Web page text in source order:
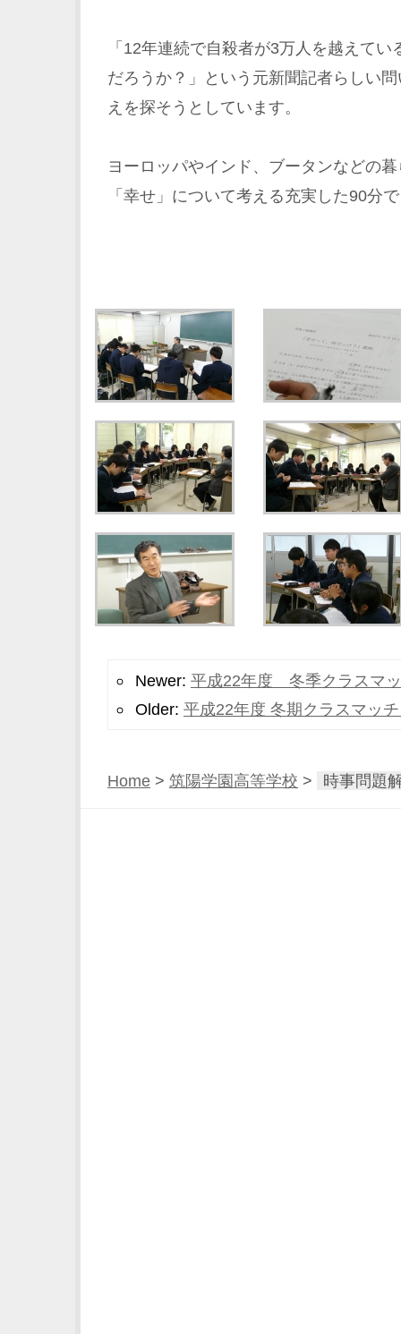
「12年連続で自殺者が3万人を越えて
だろうか？」という元新聞記者らしい
えを探そうとしています。
ヨーロッパやインド、ブータンなどの
「幸せ」について考える充実した90分
Newer: 平成22年度 冬季クラスマ
Older: 平成22年度 冬期クラスマッ
Home > 筑陽学園高等学校 > 時事問題